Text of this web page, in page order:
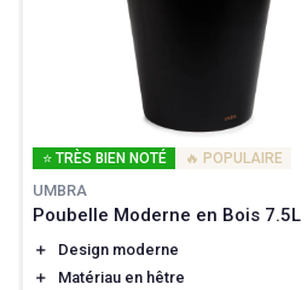
⭐ TRÈS BIEN NOTÉ 🔥 POPULAIRE
UMBRA
Poubelle Moderne en Bois 7.5L
＋
Design moderne
＋
Matériau en hêtre